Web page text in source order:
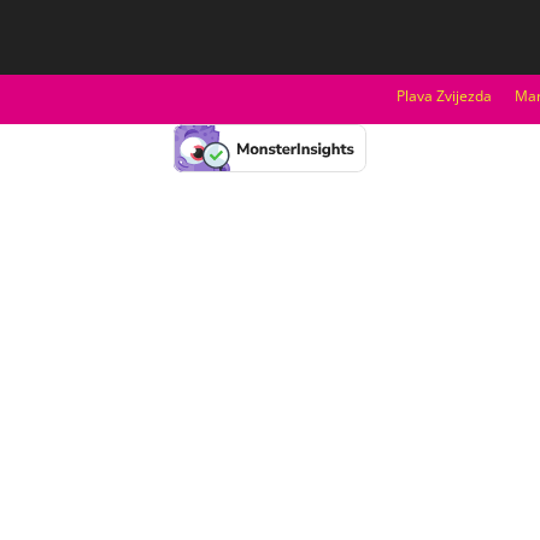
Plava Zvijezda